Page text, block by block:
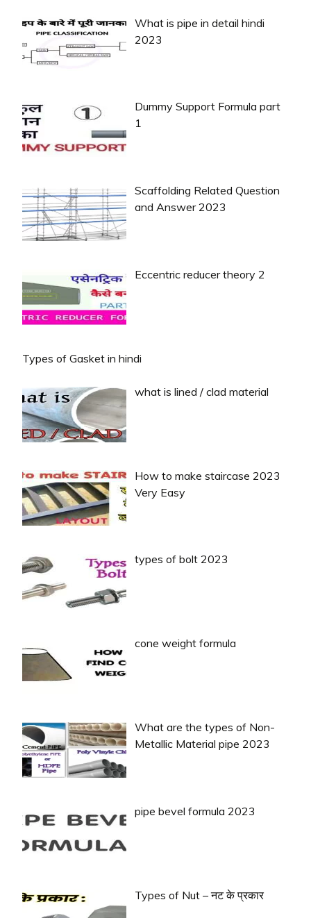
What is pipe in detail hindi
2023
Dummy Support Formula part
1
Scaffolding Related Question
and Answer 2023
Eccentric reducer theory 2
Types of Gasket in hindi
what is lined / clad material
How to make staircase 2023
Very Easy
types of bolt 2023
cone weight formula
What are the types of Non-
Metallic Material pipe 2023
pipe bevel formula 2023
Types of Nut – नट के प्रकार